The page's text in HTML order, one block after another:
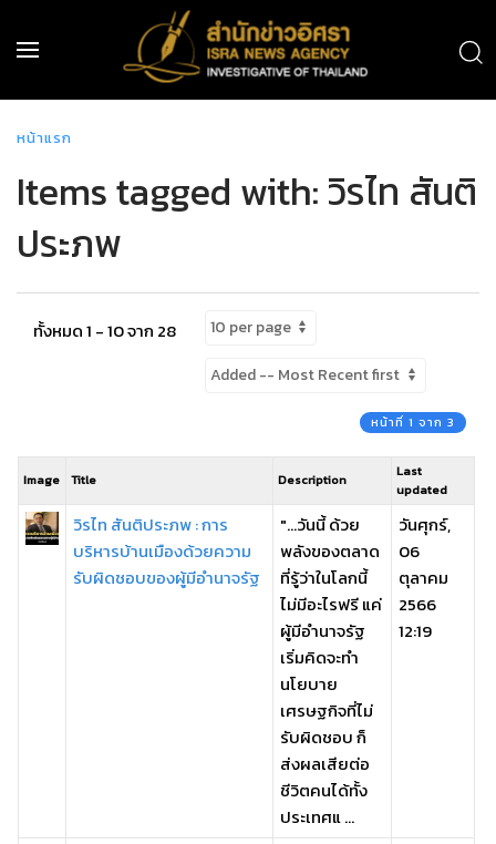
หน้าแรก
Items tagged with: วิรไท สันติ
ประภพ
ทั้งหมด 1 - 10 จาก 28
หน้าที่ 1 จาก 3
Image Title Description
Last
updated
วิรไท สันติประภพ : การ
บริหารบ้านเมืองด้วยความ
รับผิดชอบของผู้มีอำนาจรัฐ
"...วันนี้ ด้วย
พลังของตลาด
ที่รู้ว่าในโลกนี้
ไม่มีอะไรฟรี แค่
ผู้มีอำนาจรัฐ
เริ่มคิดจะทำ
นโยบาย
เศรษฐกิจที่ไม่
รับผิดชอบ ก็
ส่งผลเสียต่อ
ชีวิตคนได้ทั้ง
ประเทศแ ...
วันศุกร์,
06
ตุลาคม
2566
12:19